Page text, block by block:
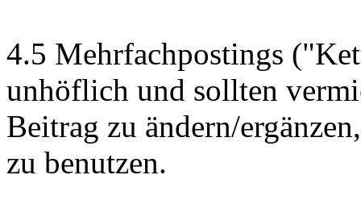
4.5 Mehrfachpostings
unhöflich und sollten
Beitrag zu ändern/
zu benutzen.